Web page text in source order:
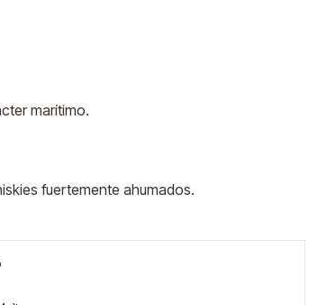
marítimo.
fuertemente ahumados.